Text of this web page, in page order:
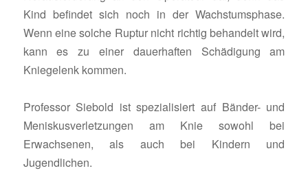
Kind befindet sich noch in der Wachstumsphase.
Wenn eine solche Ruptur nicht richtig behandelt wird,
kann es zu einer dauerhaften Schädigung am
Kniegelenk kommen.
Professor Siebold ist spezialisiert auf Bänder- und
Meniskusverletzungen am Knie sowohl bei
Erwachsenen, als auch bei Kindern und
Jugendlichen.